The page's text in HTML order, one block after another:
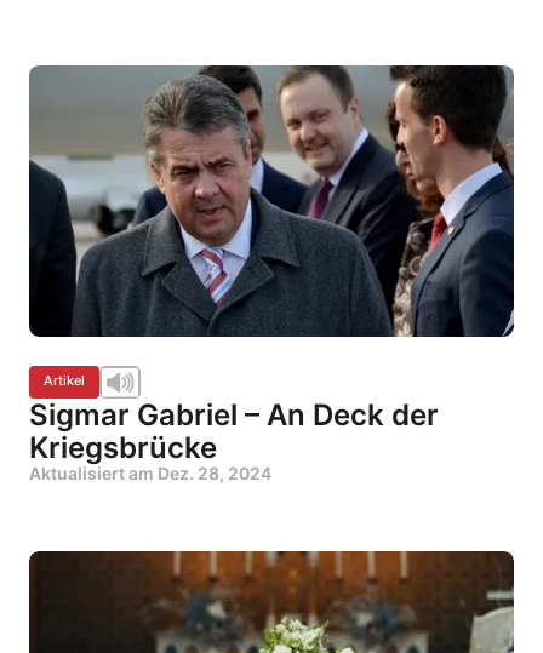
Artikel
Sigmar Gabriel – An Deck der
Kriegsbrücke
Aktualisiert am Dez. 28, 2024